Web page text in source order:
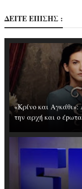
ΔΕΙΤΕ ΕΠΙΣΗΣ :
«Κρίνο και Αγκάθι»:
την αρχή και ο